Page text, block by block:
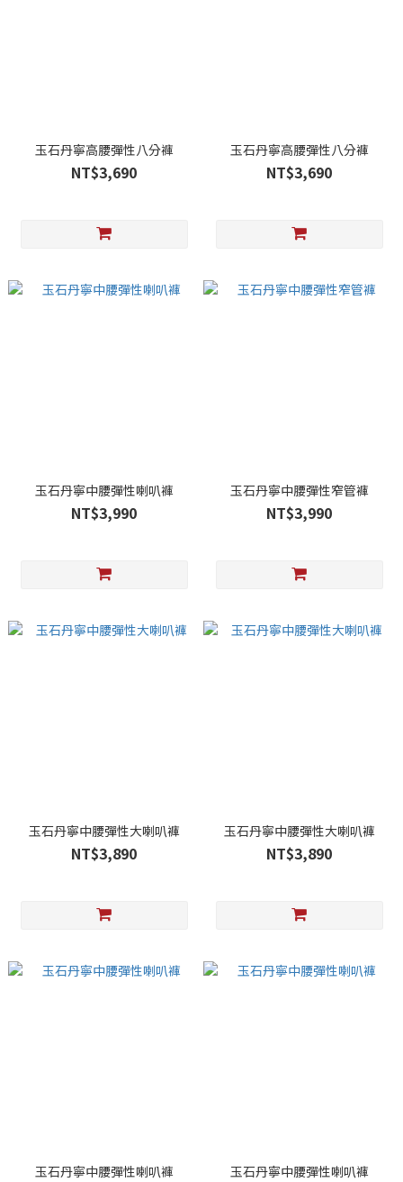
玉石丹寧高腰彈性八分褲
NT$3,690
玉石丹寧高腰彈性八分褲
NT$3,690
玉石丹寧中腰彈性喇叭褲
NT$3,990
玉石丹寧中腰彈性窄管褲
NT$3,990
玉石丹寧中腰彈性大喇叭褲
NT$3,890
玉石丹寧中腰彈性大喇叭褲
NT$3,890
玉石丹寧中腰彈性喇叭褲 玉石丹寧中腰彈性喇叭褲